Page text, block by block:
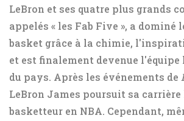
LeBron et ses quatre plus grands
appelés « les Fab Five », a dominé
basket grâce à la chimie,
et est finalement devenue l'équipe
du pays. Après les événements de
LeBron James poursuit sa
basketteur en NBA. Cependant,